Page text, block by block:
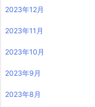
2023年12月
2023年11月
2023年10月
2023年9月
2023年8月